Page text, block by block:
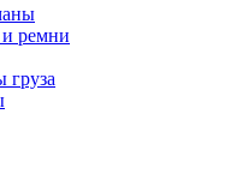
и ремни
груза